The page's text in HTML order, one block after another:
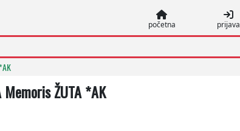
početna prijava
Memoris ŽUTA *AK